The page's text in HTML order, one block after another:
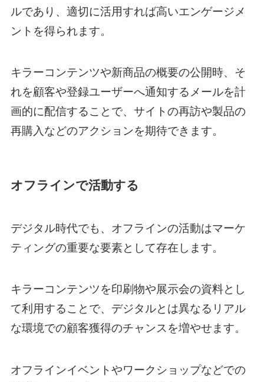
ルであり、適切に活用すれば高いエンゲージメ
ントを得られます。
キラーコンテンツや新商品の概要の公開時、そ
れを顧客や登録ユーザーへ通知するメールを計
画的に配信することで、サイトの再訪や製品の
再購入などのアクションを期待できます。
オフラインで活動する
デジタル時代でも、オフラインの活動はマーケ
ティングの重要な要素として存在します。
キラーコンテンツを印刷物や展示会の資料とし
て利用することで、デジタルとは異なるリアル
な環境での顧客獲得のチャンスを増やせます。
オフラインイベントやワークショップなどでの